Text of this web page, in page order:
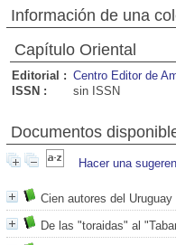
Información de una
Capítulo Oriental
Editorial : Centro Editor de
ISSN :
sin ISSN
Documentos
Hacer una
Cien autores del Uruguay
De las "toraidas" al